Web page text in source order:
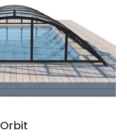
Orbit